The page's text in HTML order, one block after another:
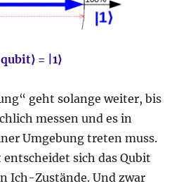
|qubit⟩ = 1⟩
geht solange weiter, bis
messen und es in
Umgebung treten muss.
sich das Qubit
Ich-Zustände. Und zwar